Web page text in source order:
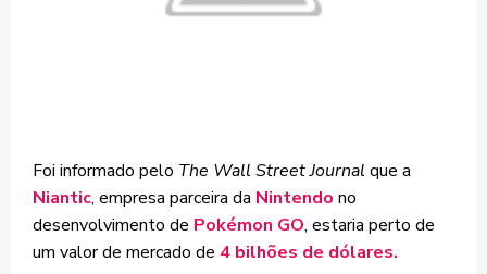
Foi informado pelo The Wall Street Journal que a
Niantic, empresa parceira da Nintendo no
desenvolvimento de Pokémon GO, estaria perto de
um valor de mercado de 4 bilhões de dólares.